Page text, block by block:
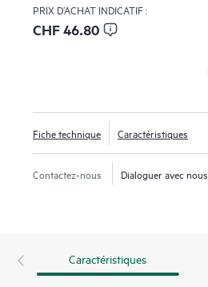
PRIX D’ACHAT INDICATIF :
CHF 46.80
Fiche technique Caractéristiques
Contactez-nous Dialoguer avec nous
Caractéristiques